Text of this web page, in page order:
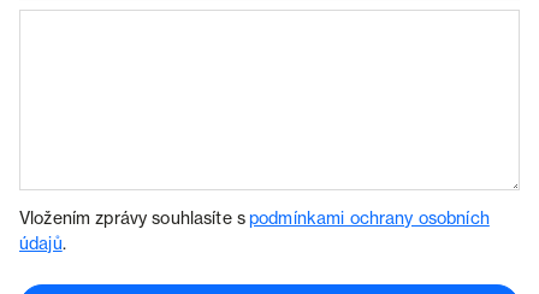
Vložením zprávy souhlasíte spodmínkami ochrany osobních
údajů.